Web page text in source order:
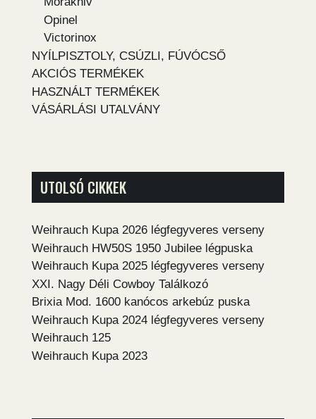
Opinel
Victorinox
NYÍLPISZTOLY, CSÚZLI, FÚVÓCSŐ
AKCIÓS TERMÉKEK
HASZNÁLT TERMÉKEK
VÁSÁRLÁSI UTALVÁNY
UTOLSÓ CIKKEK
Weihrauch Kupa 2026 légfegyveres verseny
Weihrauch HW50S 1950 Jubilee légpuska
Weihrauch Kupa 2025 légfegyveres verseny
XXI. Nagy Déli Cowboy Találkozó
Brixia Mod. 1600 kanócos arkebúz puska
Weihrauch Kupa 2024 légfegyveres verseny
Weihrauch 125
Weihrauch Kupa 2023